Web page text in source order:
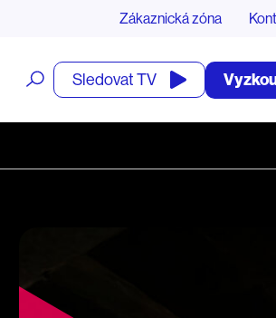
Zákaznická zóna
Otevřít
vyhledávání
Sledovat TV